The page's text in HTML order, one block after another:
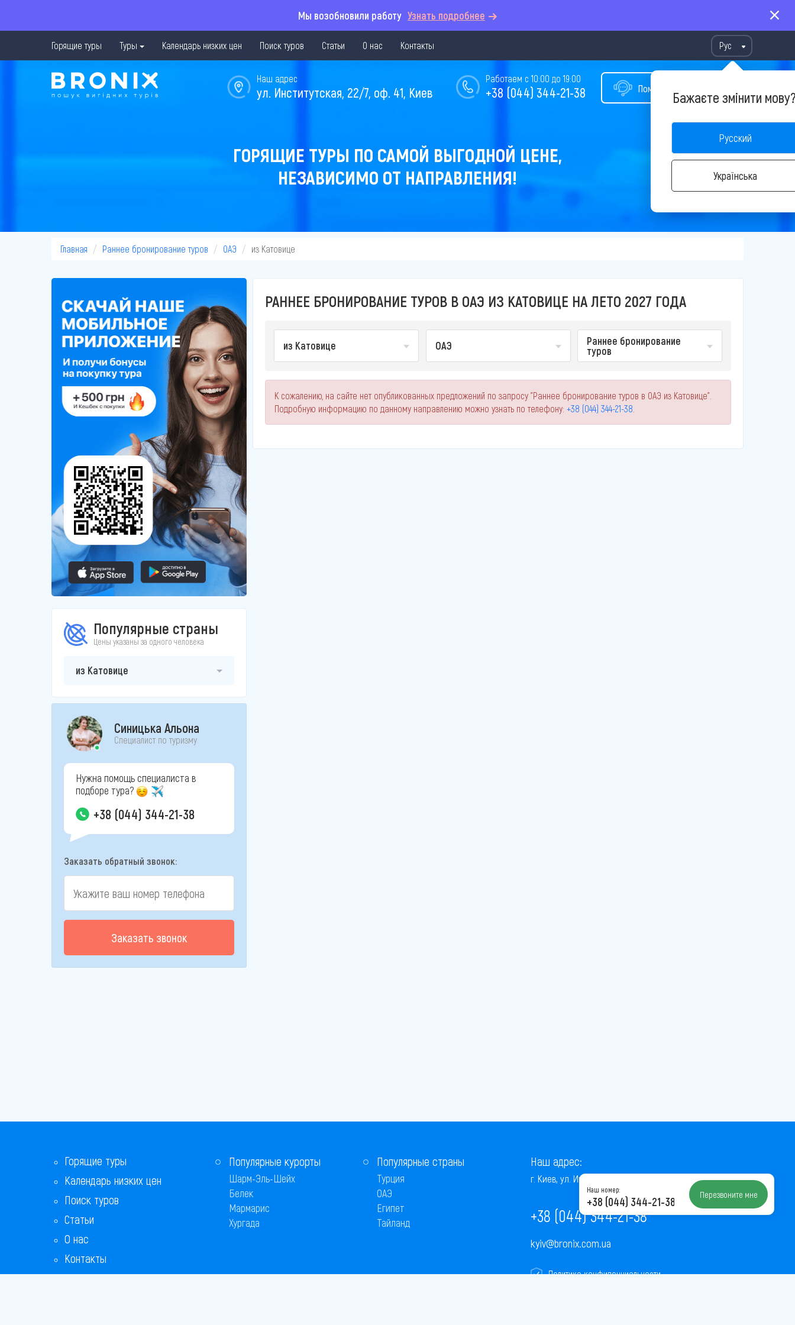
Мы возобновили работу Узнать подробнее
Горящие туры Туры Календарь низких цен Поиск туров Статьи О нас Контакты Рус
Бажаєте змінити
Русский
Українська
Помощь в подборе тура
Работаем с 10:00 до 19:00
+38 (044) 344-21-38
Наш адрес
ул. Институтская, 22/7, оф. 41, Киев
ГОРЯЩИЕ ТУРЫ ПО САМОЙ ВЫГОДНОЙ ЦЕНЕ,
НЕЗАВИСИМО ОТ НАПРАВЛЕНИЯ!
Главная Раннее бронирование туров ОАЭ из Катовице
Популярные страны
Цены указаны за одного человека
из Катовице
Синицька Альона
Специалист по туризму
Нужна помощь специалиста в
подборе тура?
+38 (044) 344-21-38
Заказать обратный звонок:
Заказать звонок
РАННЕЕ БРОНИРОВАНИЕ ТУРОВ В ОАЭ ИЗ КАТОВИЦЕ НА ЛЕТО 2027 ГОДА
из Катовице ОАЭ Раннее бронирование
туров
К сожалению, на сайте нет опубликованных предложений по запросу "Раннее бронирование туров в ОАЭ из Катовице".
Подробную информацию по данному направлению можно узнать по телефону: +38 (044) 344-21-38
Горящие туры
Календарь низких цен
Поиск туров
Статьи
О нас
Контакты
Бонусная программа
Популярные курорты
Шарм-Эль-Шейх
Белек
Мармарис
Хургада
Популярные страны
Турция
ОАЭ
Египет
Тайланд
Наш адрес:
г. Киев, ул. Институтская, 22/7, оф. 41
+38 (044) 344-21-38
kyiv@bronix.com.ua
Политика конфиденциальности
Наш номер:
+38 (044) 344-21-38 Перезвоните мне